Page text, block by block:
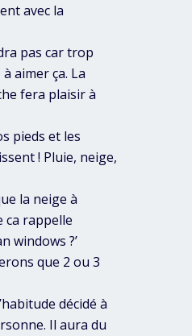
avec la
pas car trop
aimer ça. La
fera plaisir à
pieds et les
! Pluie, neige,
la neige à
ca rappelle
windows ?’
que 2 ou 3
décidé à
Il aura du